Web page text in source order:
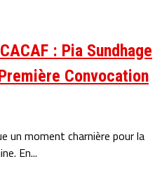
: Pia Sundhage
Convocation
un moment charnière pour la
En...